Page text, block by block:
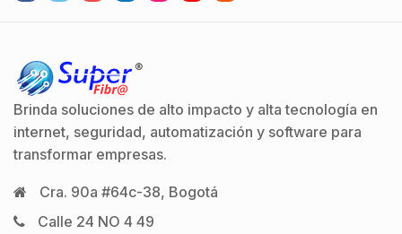
Brinda soluciones de alto impacto y alta tecnología en
internet, seguridad, automatización y software para
transformar empresas.
Cra. 90a #64c-38, Bogotá
Calle 24 NO 4 49